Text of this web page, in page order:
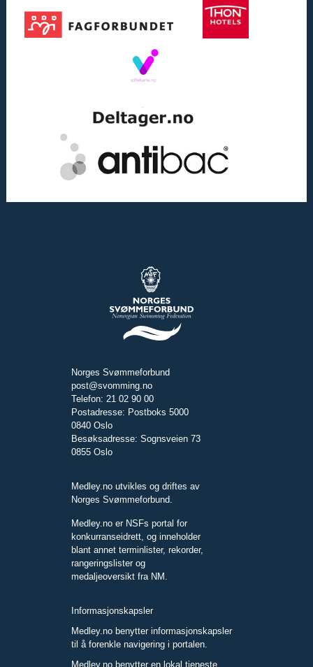
Norges Svømmeforbund
post@svomming.no
Telefon: 21 02 90 00
Postadresse: Postboks 5000
0840 Oslo
Besøksadresse: Sognsveien 73
0855 Oslo
Medley.no utvikles og driftes av
Norges Svømmeforbund.
Medley.no er NSFs portal for
konkurranseidrett, og inneholder
blant annet terminlister, rekorder,
rangeringslister og
medaljeoversikt fra NM.
Informasjonskapsler
Medley.no benytter informasjonskapsler
til å forenkle navigering i portalen.
Medley.no benytter en lokal tjeneste